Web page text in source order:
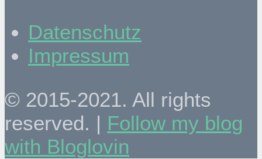
Datenschutz
Impressum
© 2015-2021. All rights
reserved. | Follow my blog
with Bloglovin